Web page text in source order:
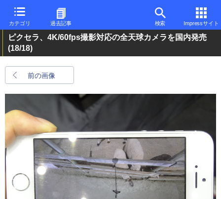
カテゴリ 過去記事 検索 Impressサイト
ピクセラ、4K/60fps撮影対応の全天球カメラを国内発売
(18/18)
前の画像